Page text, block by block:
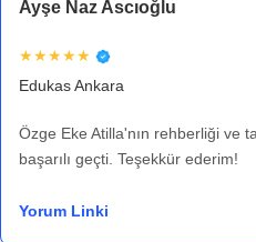
Ayşe Naz Ascıoğlu
★★★★★
Edukas Ankara
Özge Eke Atilla'nın rehberliği ve
başarılı geçti. Teşekkür ederim!
Yorum Linki